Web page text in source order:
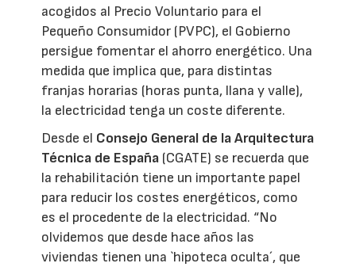
acogidos al Precio Voluntario para el
Pequeño Consumidor (PVPC), el Gobierno
persigue fomentar el ahorro energético. Una
medida que implica que, para distintas
franjas horarias (horas punta, llana y valle),
la electricidad tenga un coste diferente.
Desde el Consejo General de la Arquitectura
Técnica de España (CGATE) se recuerda que
la rehabilitación tiene un importante papel
para reducir los costes energéticos, como
es el procedente de la electricidad. “No
olvidemos que desde hace años las
viviendas tienen una `hipoteca oculta´, que